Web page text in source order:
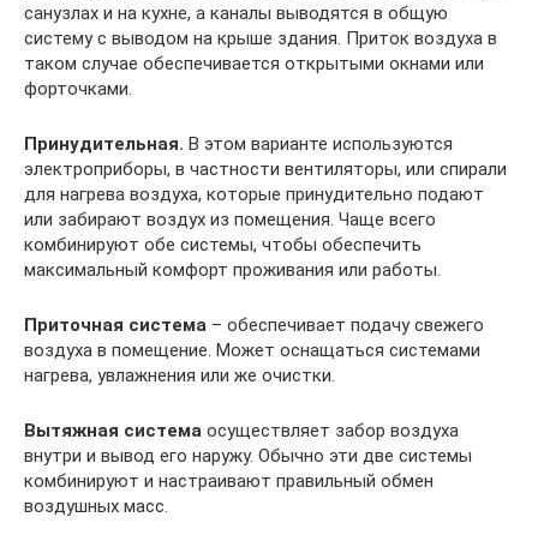
санузлах и на кухне, а каналы выводятся в общую
систему с выводом на крыше здания. Приток воздуха в
таком случае обеспечивается открытыми окнами или
форточками.
Принудительная. В этом варианте используются
электроприборы, в частности вентиляторы, или спирали
для нагрева воздуха, которые принудительно подают
или забирают воздух из помещения. Чаще всего
комбинируют обе системы, чтобы обеспечить
максимальный комфорт проживания или работы.
Приточная система – обеспечивает подачу свежего
воздуха в помещение. Может оснащаться системами
нагрева, увлажнения или же очистки.
Вытяжная система осуществляет забор воздуха
внутри и вывод его наружу. Обычно эти две системы
комбинируют и настраивают правильный обмен
воздушных масс.